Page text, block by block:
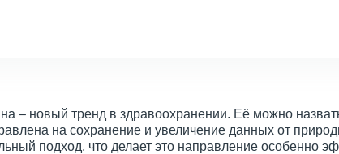
– новый тренд в здравоохранении. Её можно
на сохранение и увеличение данных от
подход, что делает это направление особенно